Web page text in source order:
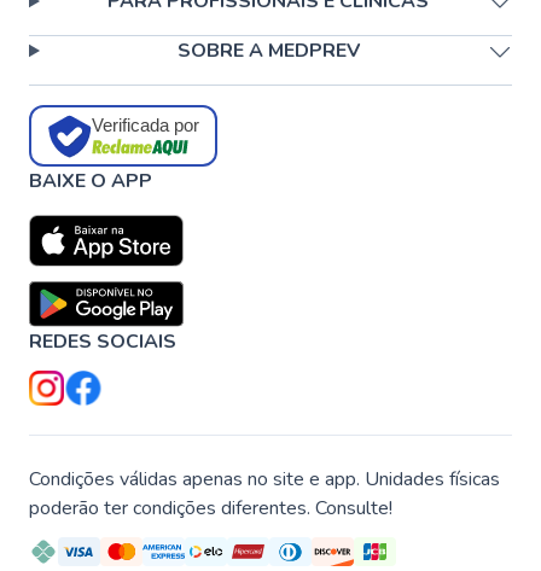
SOBRE A MEDPREV
Verificada por
BAIXE O APP
REDES SOCIAIS
Condições válidas apenas no site e app. Unidades físicas
poderão ter condições diferentes. Consulte!